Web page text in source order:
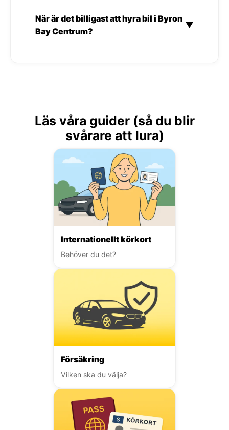
När är det billigast att hyra bil i Byron
Bay Centrum?
▼
Läs våra guider (så du blir
svårare att lura)
Internationellt körkort
Behöver du det?
Försäkring
Vilken ska du välja?